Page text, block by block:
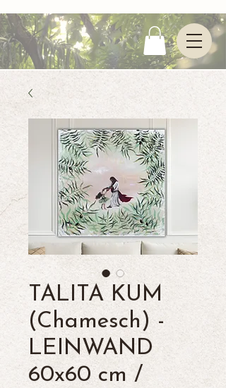
TALITA KUM
(Chamesch) -
LEINWAND
60x60 cm /